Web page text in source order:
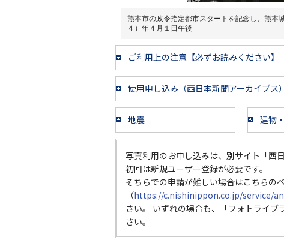
熊本市の政令指定都市スタートを記念し、熊本
４）年４月１日午後
ご利用上の注意【必ずお読みください】
使用申し込み（西日本新聞アーカイブス）
地震 建物
写真利用のお申し込みは、別サイト「西
初回は新規ユーザー登録が必要です。
そちらでの申請が難しい場合はこちらの
（https://c.nishinippon.co.jp/service/
さい。 いずれの場合も、「フォトライ
さい。